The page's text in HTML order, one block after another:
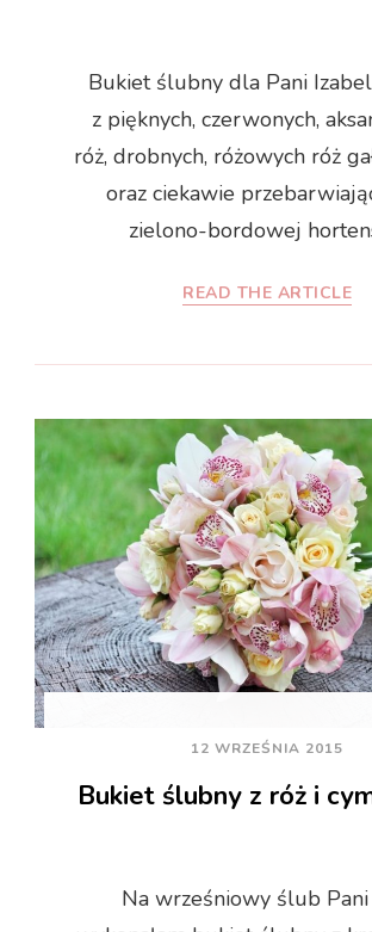
Bukiet ślubny dla Pani
z pięknych, czerwonych,
róż, drobnych, różowych róż
oraz ciekawie
zielono-bordowej
READ THE ARTICLE
12 WRZEŚNIA 2015
Bukiet ślubny z róż i
Na wrześniowy ślub